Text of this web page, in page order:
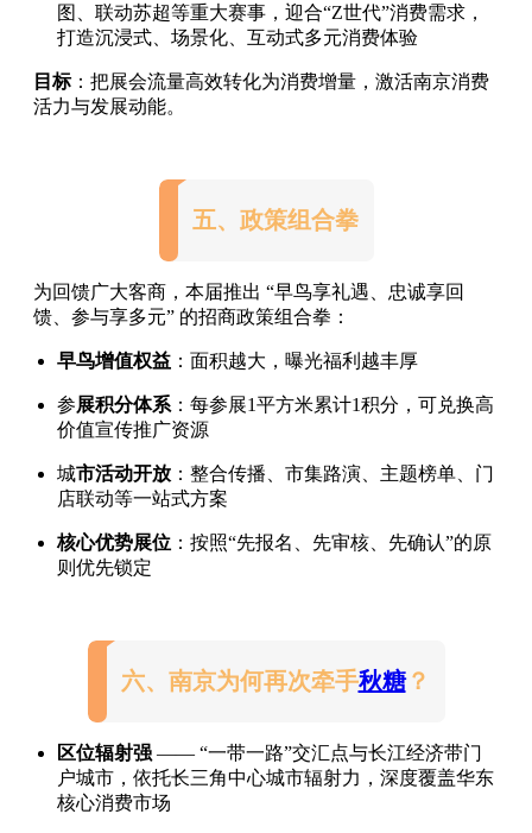
图、联动苏超等重大赛事，迎合“Z世代”消费需求，
打造沉浸式、场景化、互动式多元消费体验
目标：把展会流量高效转化为消费增量，激活南京消费
活力与发展动能。
五、政策组合拳
为回馈广大客商，本届推出 “早鸟享礼遇、忠诚享回
馈、参与享多元” 的招商政策组合拳：
早鸟增值权益 ：面积越大，曝光福利越丰厚
参展积分体系 ：每参展1平方米累计1积分，可兑换高
价值宣传推广资源
城市活动开放 ：整合传播、市集路演、主题榜单、门
店联动等一站式方案
核心优势展位 ：按照“先报名、先审核、先确认”的原
则优先锁定
六、南京为何再次牵手秋糖？
区位辐射强 —— “一带一路”交汇点与长江经济带门
户城市，依托长三角中心城市辐射力，深度覆盖华东
核心消费市场